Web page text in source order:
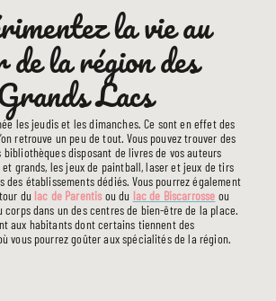
la vie au
la région des
Lacs
les jeudis et les dimanches. Ce sont en effet des
retrouve un peu de tout. Vous pouvez trouver des
bibliothèques disposant de livres de vos auteurs
grands, les jeux de paintball, laser et jeux de tirs
des établissements dédiés. Vous pourrez également
du lac de Parentisou du lac de Biscarrosse ou
corps dans un des centres de bien-être de la place.
aux habitants dont certains tiennent des
vous pourrez goûter aux spécialités de la région.